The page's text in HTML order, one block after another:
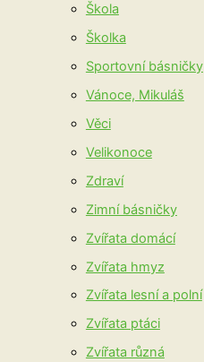
Škola
Školka
Sportovní básničky
Vánoce, Mikuláš
Věci
Velikonoce
Zdraví
Zimní básničky
Zvířata domácí
Zvířata hmyz
Zvířata lesní a polní
Zvířata ptáci
Zvířata různá